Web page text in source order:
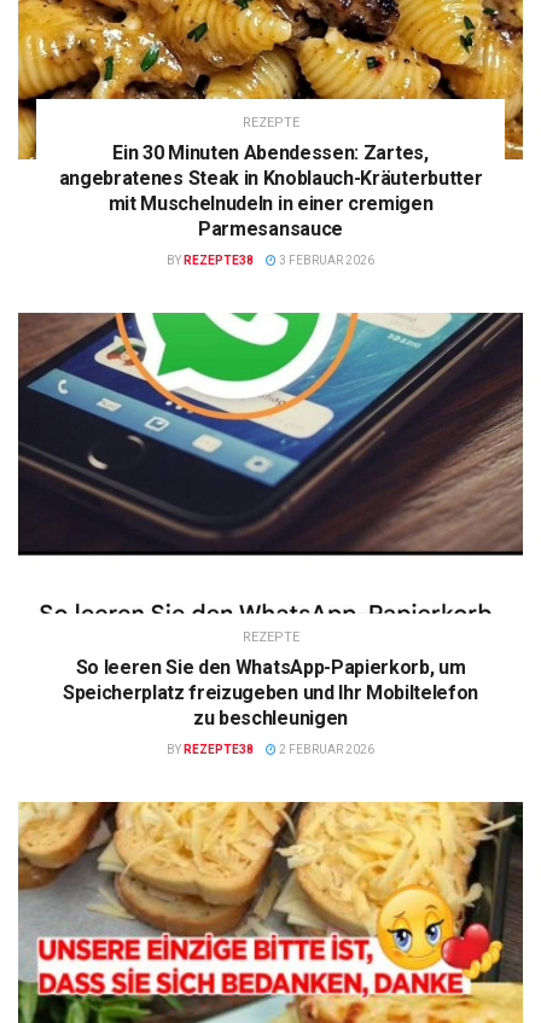
REZEPTE
Ein 30 Minuten Abendessen: Zartes,
angebratenes Steak in Knoblauch-Kräuterbutter
mit Muschelnudeln in einer cremigen
Parmesansauce
BY REZEPTE38 3 FEBRUAR 2026
REZEPTE
So leeren Sie den WhatsApp-Papierkorb, um
Speicherplatz freizugeben und Ihr Mobiltelefon
zu beschleunigen
BY REZEPTE38 2 FEBRUAR 2026